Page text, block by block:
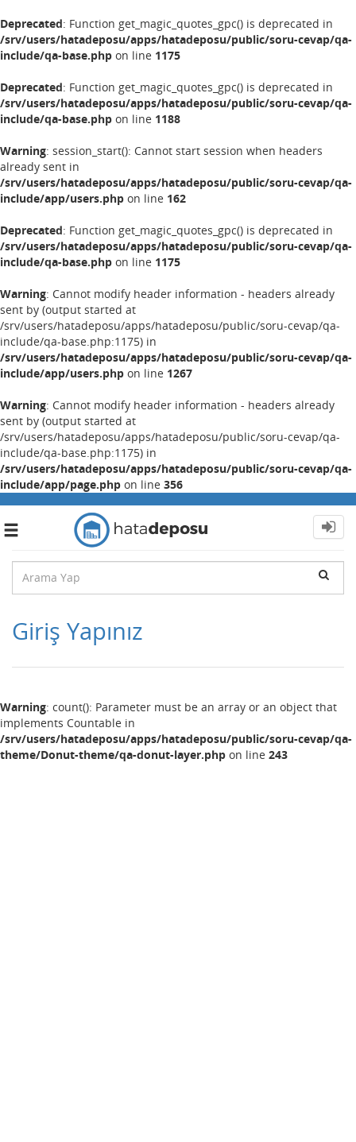
Deprecated: Function get_magic_quotes_gpc() is deprecated in
/srv/users/hatadeposu/apps/hatadeposu/public/soru-cevap/qa-
include/qa-base.php on line 1175
Deprecated: Function get_magic_quotes_gpc() is deprecated in
/srv/users/hatadeposu/apps/hatadeposu/public/soru-cevap/qa-
include/qa-base.php on line 1188
Warning: session_start(): Cannot start session when headers
already sent in
/srv/users/hatadeposu/apps/hatadeposu/public/soru-cevap/qa-
include/app/users.php on line 162
Deprecated: Function get_magic_quotes_gpc() is deprecated in
/srv/users/hatadeposu/apps/hatadeposu/public/soru-cevap/qa-
include/qa-base.php on line 1175
Warning: Cannot modify header information - headers already
sent by (output started at
/srv/users/hatadeposu/apps/hatadeposu/public/soru-cevap/qa-
include/qa-base.php:1175) in
/srv/users/hatadeposu/apps/hatadeposu/public/soru-cevap/qa-
include/app/users.php on line 1267
Warning: Cannot modify header information - headers already
sent by (output started at
/srv/users/hatadeposu/apps/hatadeposu/public/soru-cevap/qa-
include/qa-base.php:1175) in
/srv/users/hatadeposu/apps/hatadeposu/public/soru-cevap/qa-
include/app/page.php on line 356
Toggle
Giriş Yapınız
Warning: count(): Parameter must be an array or an object that
implements Countable in
/srv/users/hatadeposu/apps/hatadeposu/public/soru-cevap/qa-
theme/Donut-theme/qa-donut-layer.php on line 243